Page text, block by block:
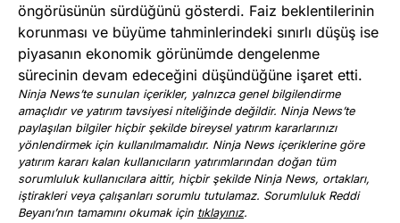
öngörüsünün sürdüğünü gösterdi. Faiz beklentilerinin
korunması ve büyüme tahminlerindeki sınırlı düşüş ise
piyasanın ekonomik görünümde dengelenme
sürecinin devam edeceğini düşündüğüne işaret etti.
Ninja News’te sunulan içerikler, yalnızca genel bilgilendirme
amaçlıdır ve yatırım tavsiyesi niteliğinde değildir. Ninja News’te
paylaşılan bilgiler hiçbir şekilde bireysel yatırım kararlarınızı
yönlendirmek için kullanılmamalıdır. Ninja News içeriklerine göre
yatırım kararı kalan kullanıcıların yatırımlarından doğan tüm
sorumluluk kullanıcılara aittir, hiçbir şekilde Ninja News, ortakları,
iştirakleri veya çalışanları sorumlu tutulamaz. Sorumluluk Reddi
Beyanı’nın tamamını okumak için tıklayınız.